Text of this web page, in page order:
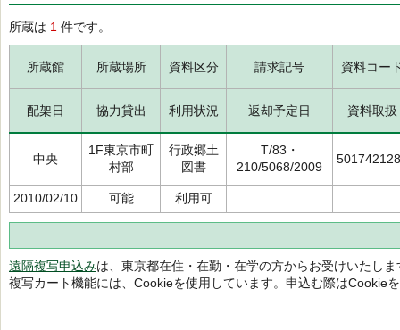
所蔵は 1 件です。
所蔵館 所蔵場所 資料区分 請求記号 資料コー
配架日 協力貸出 利用状況 返却予定日 資料取扱
中央
1F東京市町
村部
行政郷土
図書
T/83・
210/5068/2009
2010/02/10 可能 利用可
遠隔複写申込みは、東京都在住・在勤・在学の方からお受けいたしま
複写カート機能には、Cookieを使用しています。申込む際はCookie